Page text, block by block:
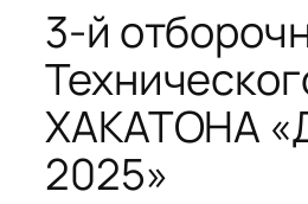
3-й
ХАКАТОНА
2025»